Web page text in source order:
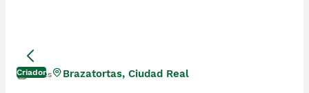
Criador
1 mes Brazatortas, Ciudad Real